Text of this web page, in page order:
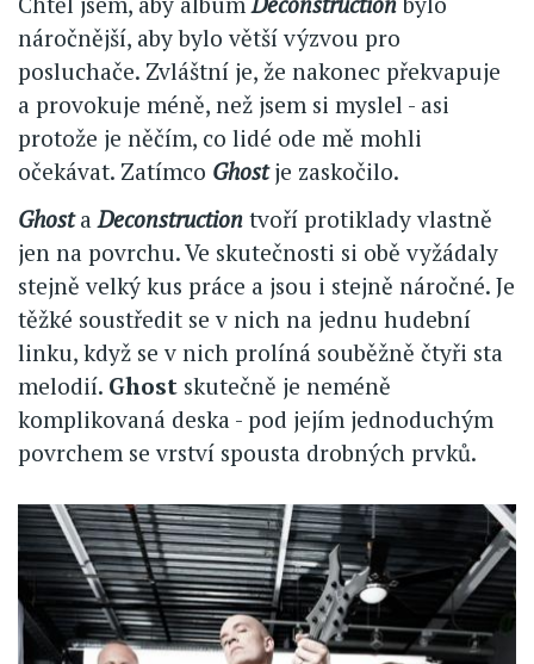
náročnější, aby bylo větší výzvou pro
posluchače. Zvláštní je, že nakonec překvapuje
a provokuje méně, než jsem si myslel - asi
protože je něčím, co lidé ode mě mohli
očekávat. Zatímco Ghostje zaskočilo.
Ghosta Deconstruction tvoří protiklady vlastně
jen na povrchu. Ve skutečnosti si obě vyžádaly
stejně velký kus práce a jsou i stejně náročné. Je
těžké soustředit se v nich na jednu hudební
linku, když se v nich prolíná souběžně čtyři sta
melodií. Ghost skutečně je neméně
komplikovaná deska - pod jejím jednoduchým
povrchem se vrství spousta drobných prvků.